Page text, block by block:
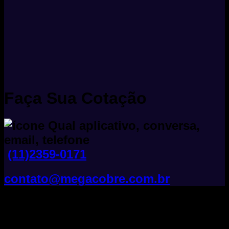
Faça Sua Cotação
(11)2359-0171
contato@megacobre.com.br